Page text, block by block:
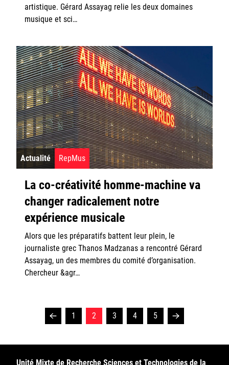
artistique. Gérard Assayag relie les deux domaines
musique et sci…
Actualité RepMus
La co-créativité homme-machine va
changer radicalement notre
expérience musicale
Alors que les préparatifs battent leur plein, le
journaliste grec Thanos Madzanas a rencontré Gérard
Assayag, un des membres du comité d’organisation.
Chercheur &agr…
1 2 3 4 5
Unité Mixte de Recherche Sciences et Technologies de la